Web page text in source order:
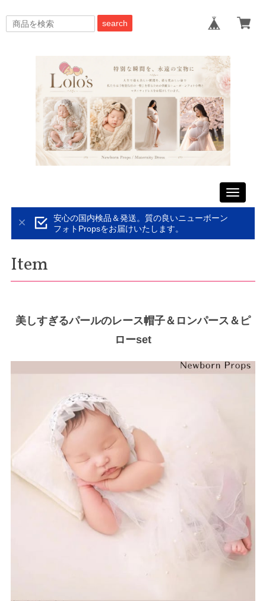
search
Toggle
安心の国内検品＆発送。質の良いニューボーン
フォトPropsをお届けいたします。
Item
美しすぎるパールのレース帽子＆ロンパース＆ピ
ローset